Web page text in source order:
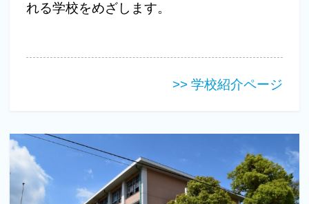
れる学校をめざします。
>> 学校紹介ページ